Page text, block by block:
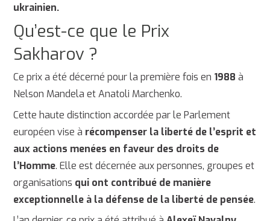
ukrainien.
Qu’est-ce que le Prix
Sakharov ?
Ce prix a été décerné pour la première fois en 1988 à
Nelson Mandela et Anatoli Marchenko.
Cette haute distinction accordée par le Parlement
européen vise à récompenser la liberté de l’esprit et
aux actions menées en faveur des droits de
l’Homme. Elle est décernée aux personnes, groupes et
organisations qui ont contribué de manière
exceptionnelle à la défense de la liberté de pensée.